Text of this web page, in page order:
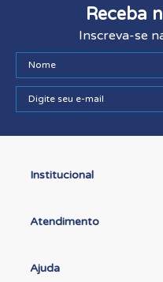
Receba
Inscreva-se
Institucional
Atendimento
Ajuda